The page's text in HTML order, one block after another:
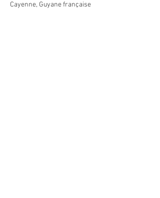
Cayenne, Guyane française